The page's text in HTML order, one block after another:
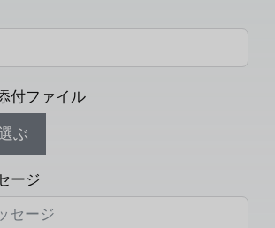
付ファイル
ぶ
ージ